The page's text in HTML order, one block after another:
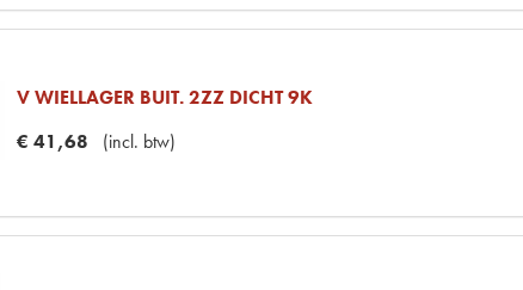
V WIELLAGER BUIT. 2ZZ DICHT 9K
€ 41,68 (incl. btw)